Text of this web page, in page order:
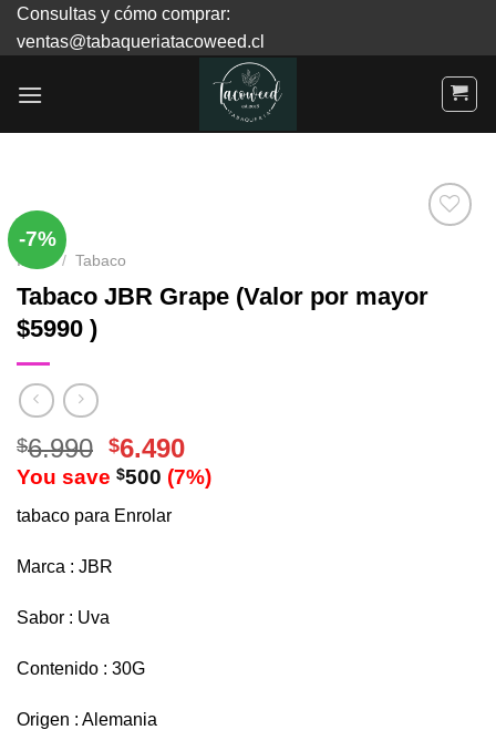
SkipConsultas y cómo comprar:
ventas@tabaqueriatacoweed.cl
-7%
Inicio / Tabaco
Tabaco JBR Grape (Valor por mayor
$5990 )
$6.990 $6.490
You save $500 (7%)
tabaco para Enrolar
Marca : JBR
Sabor : Uva
Contenido : 30G
Origen : Alemania